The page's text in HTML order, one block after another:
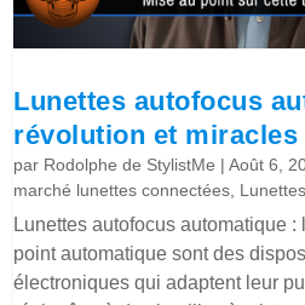
Lunettes autofocus
révolution et miracles
par Rodolphe de StylistMe |Août 6,
marché lunettes connectées
Lunettes autofocus automatique
point automatique sont des
électroniques qui adaptent leur